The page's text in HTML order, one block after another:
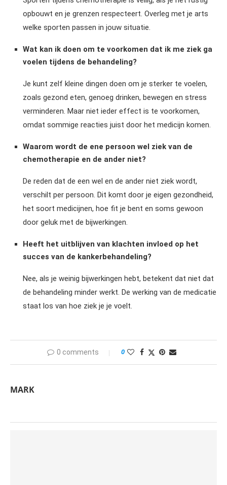
opbouwt en je grenzen respecteert. Overleg met je arts
welke sporten passen in jouw situatie.
Wat kan ik doen om te voorkomen dat ik me ziek ga
voelen tijdens de behandeling?
Je kunt zelf kleine dingen doen om je sterker te voelen,
zoals gezond eten, genoeg drinken, bewegen en stress
verminderen. Maar niet ieder effect is te voorkomen,
omdat sommige reacties juist door het medicijn komen.
Waarom wordt de ene persoon wel ziek van de
chemotherapie en de ander niet?
De reden dat de een wel en de ander niet ziek wordt,
verschilt per persoon. Dit komt door je eigen gezondheid,
het soort medicijnen, hoe fit je bent en soms gewoon
door geluk met de bijwerkingen.
Heeft het uitblijven van klachten invloed op het
succes van de kankerbehandeling?
Nee, als je weinig bijwerkingen hebt, betekent dat niet dat
de behandeling minder werkt. De werking van de medicatie
staat los van hoe ziek je je voelt.
0 comments 0
MARK